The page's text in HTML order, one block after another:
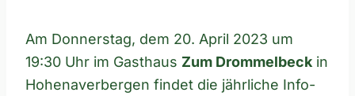
Am Donnerstag, dem 20. April 2023 um
19:30 Uhr im Gasthaus Zum Drommelbeck in
Hohenaverbergen findet die jährliche Info-